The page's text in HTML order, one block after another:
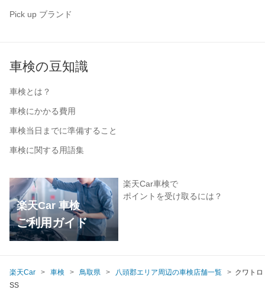
Pick up ブランド
車検の豆知識
車検とは？
車検にかかる費用
車検当日までに準備すること
車検に関する用語集
楽天Car 車検
ご利用ガイド
楽天Car車検で
ポイントを受け取るには？
楽天Car 車検 鳥取県 八頭郡エリア周辺の車検店舗一覧
クワトロ
SS